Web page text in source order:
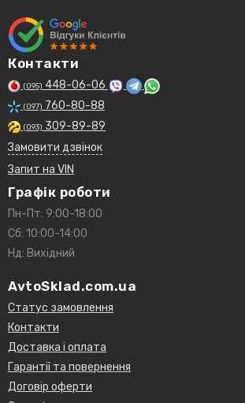
Контакти
(095) 448-06-06
(097) 760-80-88
(093) 309-89-89
Замовити дзвінок
Запит на VIN
Графік роботи
Пн-Пт: 9:00-18:00
Сб: 10:00-14:00
Нд: Вихідний
AvtoSklad.com.ua
Статус замовлення
Контакти
Доставка і оплата
Гарантії та повернення
Договір оферти